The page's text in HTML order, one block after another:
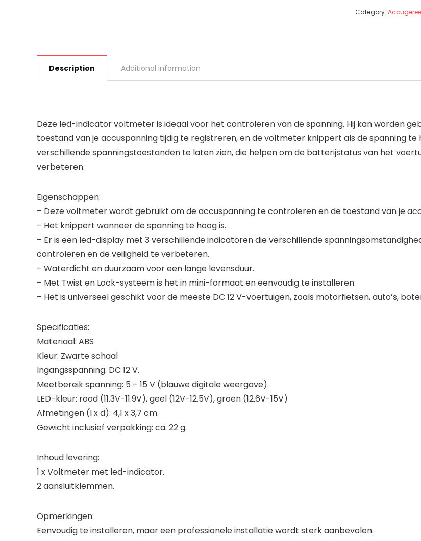
Category:
Description Additional information
Deze led-indicator voltmeter is ideaal voor het controleren van de spanning. Hij kan worden
toestand van je accuspanning tijdig te registreren, en de voltmeter knippert als de spanning te
verschillende spanningstoestanden te laten zien, die helpen om de batterijstatus van het
verbeteren.
Eigenschappen:
– Deze voltmeter wordt gebruikt om de accuspanning te controleren en de toestand van je
– Het knippert wanneer de spanning te hoog is.
– Er is een led-display met 3 verschillende indicatoren die verschillende
controleren en de veiligheid te verbeteren.
– Waterdicht en duurzaam voor een lange levensduur.
– Met Twist en Lock-systeem is het in mini-formaat en eenvoudig te installeren.
– Het is universeel geschikt voor de meeste DC 12 V-voertuigen, zoals motorfietsen, auto’s,
Specificaties:
Materiaal: ABS
Kleur: Zwarte schaal
Ingangsspanning: DC 12 V.
Meetbereik spanning: 5 – 15 V (blauwe digitale weergave).
LED-kleur: rood (11.3V-11.9V), geel (12V-12.5V), groen (12.6V-15V)
Afmetingen (l x d): 4,1 x 3,7 cm.
Gewicht inclusief verpakking: ca. 22 g.
Inhoud levering:
1 x Voltmeter met led-indicator.
2 aansluitklemmen.
Opmerkingen:
Eenvoudig te installeren, maar een professionele installatie wordt sterk aanbevolen.